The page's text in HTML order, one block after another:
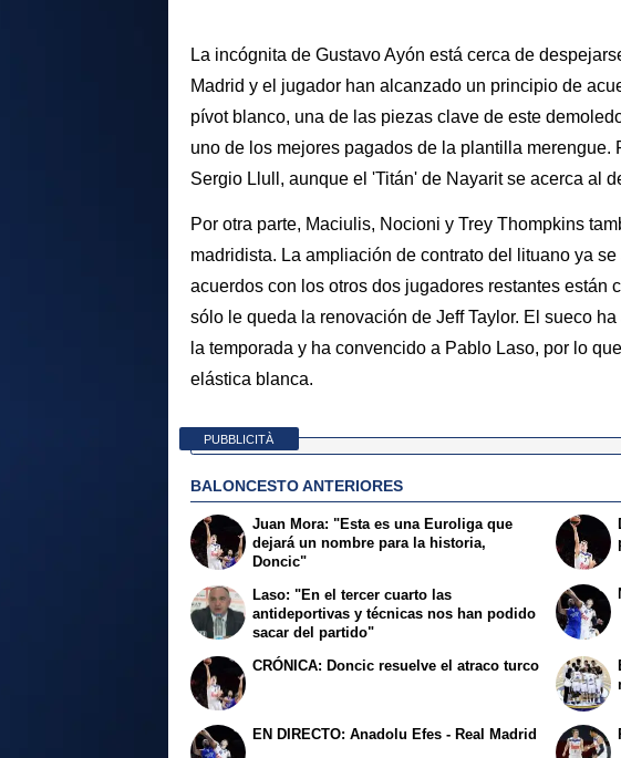
La incógnita de Gustavo Ayón está cerca de
Madrid y el jugador han alcanzado un principio de
pívot blanco, una de las piezas clave de este
uno de los mejores pagados de la plantilla merengue.
Sergio Llull, aunque el 'Titán' de Nayarit se acerca al
Por otra parte, Maciulis, Nocioni y Trey Thompkins
madridista. La ampliación de contrato del lituano ya
acuerdos con los otros dos jugadores restantes están
sólo le queda la renovación de Jeff Taylor. El sueco
la temporada y ha convencido a Pablo Laso, por lo
elástica blanca.
PUBBLICITÀ
BALONCESTO ANTERIORES
Juan Mora: "Esta es una Euroliga que
dejará un nombre para la historia,
Doncic"
Laso: "En el tercer cuarto las
antideportivas y técnicas nos han podido
sacar del partido"
CRÓNICA: Doncic resuelve el atraco turco
EN DIRECTO: Anadolu Efes - Real Madrid